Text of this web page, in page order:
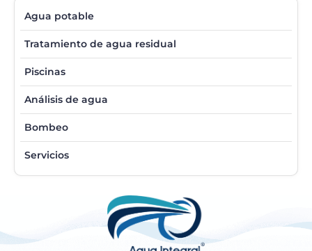
Agua potable
Tratamiento de agua residual
Piscinas
Análisis de agua
Bombeo
Servicios